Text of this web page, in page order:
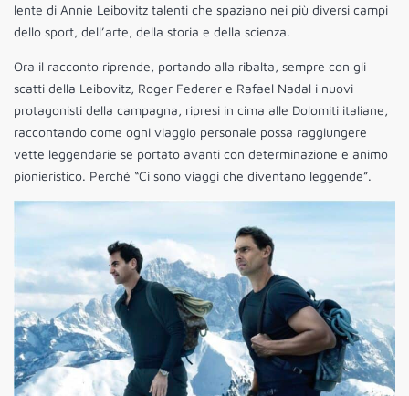
lente di Annie Leibovitz talenti che spaziano nei più diversi campi
dello sport, dell’arte, della storia e della scienza.
Ora il racconto riprende, portando alla ribalta, sempre con gli
scatti della Leibovitz, Roger Federer e Rafael Nadal i nuovi
protagonisti della campagna, ripresi in cima alle Dolomiti italiane,
raccontando come ogni viaggio personale possa raggiungere
vette leggendarie se portato avanti con determinazione e animo
pionieristico. Perché “Ci sono viaggi che diventano leggende”.